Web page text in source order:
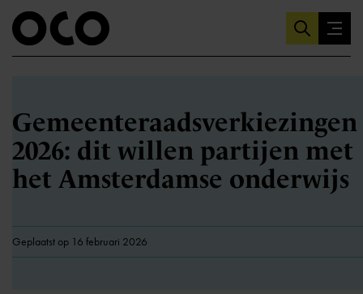
Gemeenteraadsverkiezingen
2026: dit willen partijen met
het Amsterdamse onderwijs
Geplaatst op 16 februari 2026